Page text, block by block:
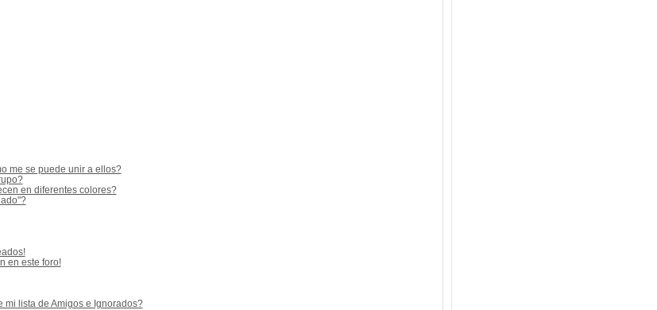
me se puede unir a ellos?
en diferentes colores?
en este foro!
lista de Amigos e Ignorados?